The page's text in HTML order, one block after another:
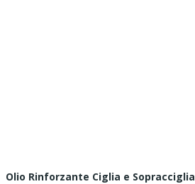
Olio Rinforzante Ciglia e Sopracciglia